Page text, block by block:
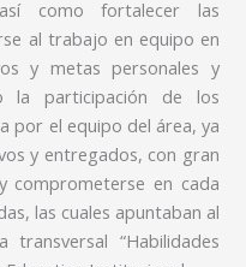
como fortalecer las
al trabajo en equipo en
y metas personales y
la participación de los
por el equipo del área, ya
y entregados, con gran
comprometerse en cada
las cuales apuntaban al
“Habilidades